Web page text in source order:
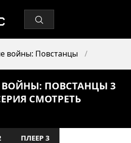
войны: Повстанцы
ВОЙНЫ: ПОВСТАНЦЫ 3
СМОТРЕТЬ
ПЛЕЕР 3